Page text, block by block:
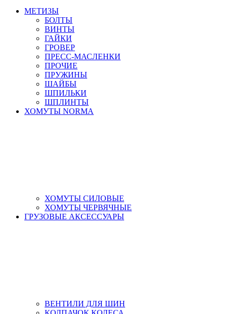
МЕТИЗЫ
БОЛТЫ
ВИНТЫ
ГАЙКИ
ГРОВЕР
ПРЕСС-МАСЛЕНКИ
ПРОЧИЕ
ПРУЖИНЫ
ШАЙБЫ
ШПИЛЬКИ
ШПЛИНТЫ
ХОМУТЫ NORMA
ХОМУТЫ СИЛОВЫЕ
ХОМУТЫ ЧЕРВЯЧНЫЕ
ГРУЗОВЫЕ АКСЕССУАРЫ
ВЕНТИЛИ ДЛЯ ШИН